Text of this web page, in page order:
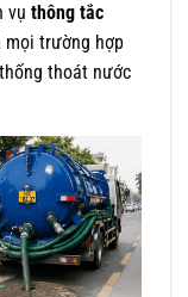
vụ thông tắc
mọi trường hợp
thoát nước